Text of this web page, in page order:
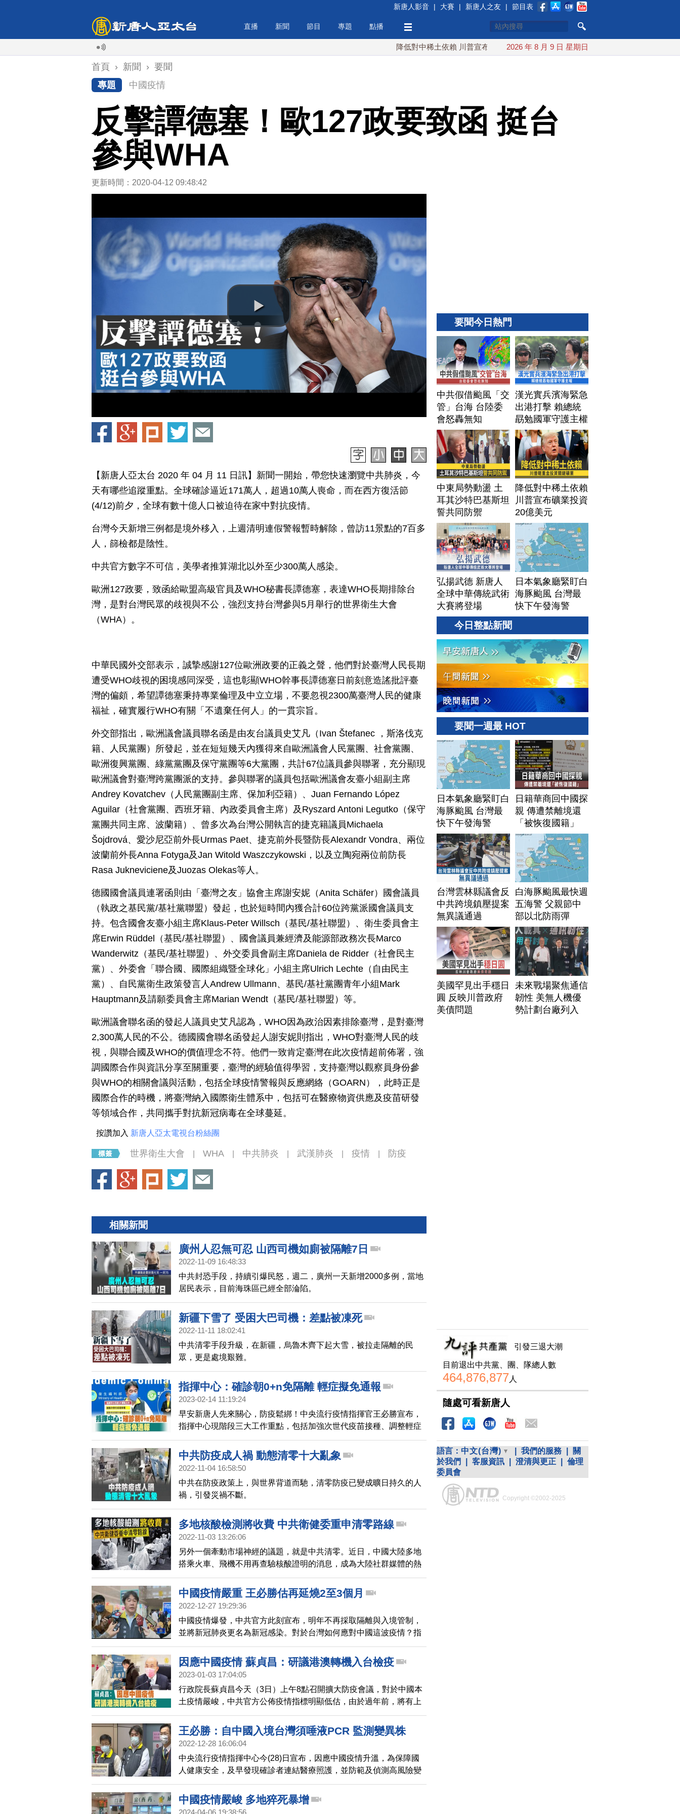
新唐人影音 | 大賽 | 新唐人之友 | 節目表
直播 新聞 節目 專題 點播
降低對中稀土依賴 川普宣布礦業投資20億美元 中東局勢動盪 土耳其沙特巴基斯坦誓共
2026 年 8 月 9 日 星期日
首頁 › 新聞 › 要聞
專題
中國疫情
反擊譚德塞！歐127政要致函 挺台
參與WHA
更新時間：2020-04-12 09:48:42
【新唐人亞太台 2020 年 04 月 11 日訊】新聞一開始，帶您快速瀏覽中共肺炎，今
天有哪些追蹤重點。全球確診逼近171萬人，超過10萬人喪命，而在西方復活節
(4/12)前夕，全球有數十億人口被迫待在家中對抗疫情。
台灣今天新增三例都是境外移入，上週清明連假警報暫時解除，曾訪11景點的7百多
人，篩檢都是陰性。
中共官方數字不可信，美學者推算湖北以外至少300萬人感染。
歐洲127政要，致函給歐盟高級官員及WHO秘書長譚德塞，表達WHO長期排除台
灣，是對台灣民眾的歧視與不公，強烈支持台灣參與5月舉行的世界衛生大會
（WHA）。
中華民國外交部表示，誠摯感謝127位歐洲政要的正義之聲，他們對於臺灣人民長期
遭受WHO歧視的困境感同深受，這也彰顯WHO幹事長譚德塞日前刻意造謠批評臺
灣的偏頗，希望譚德塞秉持專業倫理及中立立場，不要忽視2300萬臺灣人民的健康
福祉，確實履行WHO有關「不遺棄任何人」的一貫宗旨。
外交部指出，歐洲議會議員聯名函是由友台議員史艾凡（Ivan Štefanec ，斯洛伐克
籍、人民黨團）所發起，並在短短幾天內獲得來自歐洲議會人民黨團、社會黨團、
歐洲復興黨團、綠黨黨團及保守黨團等6大黨團，共計67位議員參與聯署，充分顯現
歐洲議會對臺灣跨黨團派的支持。參與聯署的議員包括歐洲議會友臺小組副主席
Andrey Kovatchev（人民黨團副主席、保加利亞籍）、Juan Fernando López
Aguilar（社會黨團、西班牙籍、內政委員會主席）及Ryszard Antoni Legutko（保守
黨團共同主席、波蘭籍）、曾多次為台灣公開執言的捷克籍議員Michaela
Šojdrová、愛沙尼亞前外長Urmas Paet、捷克前外長暨防長Alexandr Vondra、兩位
波蘭前外長Anna Fotyga及Jan Witold Waszczykowski，以及立陶宛兩位前防長
Rasa Jukneviciene及Juozas Olekas等人。
德國國會議員連署函則由「臺灣之友」協會主席謝安妮（Anita Schäfer）國會議員
（執政之基民黨/基社黨聯盟）發起，也於短時間內獲合計60位跨黨派國會議員支
持。包含國會友臺小組主席Klaus-Peter Willsch（基民/基社聯盟）、衛生委員會主
席Erwin Rüddel（基民/基社聯盟）、國會議員兼經濟及能源部政務次長Marco
Wanderwitz（基民/基社聯盟）、外交委員會副主席Daniela de Ridder（社會民主
黨）、外委會「聯合國、國際組織暨全球化」小組主席Ulrich Lechte（自由民主
黨）、自民黨衛生政策發言人Andrew Ullmann、基民/基社黨團青年小組Mark
Hauptmann及請願委員會主席Marian Wendt（基民/基社聯盟）等。
歐洲議會聯名函的發起人議員史艾凡認為，WHO因為政治因素排除臺灣，是對臺灣
2,300萬人民的不公。德國國會聯名函發起人謝安妮則指出，WHO對臺灣人民的歧
視，與聯合國及WHO的價值理念不符。他們一致肯定臺灣在此次疫情超前佈署，強
調國際合作與資訊分享至關重要，臺灣的經驗值得學習，支持臺灣以觀察員身份參
與WHO的相關會議與活動，包括全球疫情警報與反應網絡（GOARN），此時正是
國際合作的時機，將臺灣納入國際衛生體系中，包括可在醫療物資供應及疫苗研發
等領域合作，共同攜手對抗新冠病毒在全球蔓延。
按讚加入 新唐人亞太電視台粉絲團
世界衛生大會 WHA 中共肺炎 武漢肺炎 疫情 防疫
相關新聞
廣州人忍無可忍 山西司機如廁被隔離7日
2022-11-09 16:48:33
中共封恐手段，持續引爆民怒，週二，廣州一天新增2000多例，當地
居民表示，目前海珠區已經全部淪陷。
新疆下雪了 受困大巴司機：差點被凍死
2022-11-11 18:02:41
中共清零手段升級，在新疆，烏魯木齊下起大雪，被拉走隔離的民
眾，更是處境艱難。
指揮中心：確診朝0+n免隔離 輕症擬免通報
2023-02-14 11:19:24
早安新唐人先來關心，防疫鬆綁！中央流行疫情指揮官王必勝宣布，
指揮中心現階段三大工作重點，包括加強次世代疫苗接種、調整輕症
隔離方式，與修正確診者通報定義。繼口罩鬆綁後，下階段將放寬輕
症者免隔離，從5+n調整為0+n。
中共防疫成人禍 動態清零十大亂象
2022-11-04 16:58:50
中共在防疫政策上，與世界背道而馳，清零防疫已變成曠日持久的人
禍，引發災禍不斷。
多地核酸檢測將收費 中共衛健委重申清零路線
2022-11-03 13:26:06
另外一個牽動市場神經的議題，就是中共清零。近日，中國大陸多地
搭乘火車、飛機不用再查驗核酸證明的消息，成為大陸社群媒體的熱
搜詞，同時，中共高層開會擬放寬防疫政策的傳聞，讓陸港股大漲。
不過，中共最高衛生機關衛健委11月2日召開黨員幹部大會，主任馬
曉偉要求官員們繼續堅持「動態清零」的防控路線。另外，陸媒報
指出，核酸檢測等於變相成為政府的財政工具，名義上是「自願」，
但人民實際上沒有選擇。
中國疫情嚴重 王必勝估再延燒2至3個月
2022-12-27 19:29:36
中國疫情爆發，中共官方此刻宣布，明年不再採取隔離與入境管制，
並將新冠肺炎更名為新冠感染。對於台灣如何應對中國這波疫情？指
揮中心指揮官王必勝上午受訪說，中國疫情預估再延燒2到3個月。
因應中國疫情 蘇貞昌：研議港澳轉機入台檢疫
2023-01-03 17:04:05
行政院長蘇貞昌今天（3日）上午8點召開擴大防疫會議，對於中國本
土疫情嚴峻，中共官方公佈疫情指標明顯低估，由於過年前，將有上
萬人次從中國搭機入境台灣，加上台灣進入秋冬季，國內疫情有上升
趨勢，因此指示指揮中心研議自中國啟程經香港、澳門轉機的旅客，
也要採適當檢疫措施。而從元旦實施中國旅客入境採檢，目前657人
王必勝：自中國入境台灣須唾液PCR 監測變異株
2022-12-28 16:06:04
中央流行疫情指揮中心今(28)日宣布，因應中國疫情升溫，為保障國
人健康安全，及早發現確診者連結醫療照護，並防範及偵測高風險變
異株，自明(112)年1月1日零時至1月31日(航班表定抵台時間)，除維
持現行不開放中國觀光客來台之政策外，搭乘自中國4個直航航線，及
金馬地區民眾過年交通專案之來台旅客，入境時須於機場(或港口)配合
中國疫情嚴峻 多地猝死暴增
要聞今日熱門
中共假借颱風「交
管」台海 台陸委
會怒轟無知
漢光實兵濱海緊急
出港打擊 賴總統
勗勉國軍守護主權
中東局勢動盪 土
耳其沙特巴基斯坦
誓共同防禦
降低對中稀土依賴
川普宣布礦業投資
20億美元
弘揚武德 新唐人
全球中華傳統武術
大賽將登場
日本氣象廳緊盯白
海豚颱風 台灣最
快下午發海警
今日整點新聞
要聞一週最 HOT
日本氣象廳緊盯白
海豚颱風 台灣最
快下午發海警
日籍華商回中國探
親 傳遭禁離境還
「被恢復國籍」
台灣雲林縣議會反
中共跨境鎮壓提案
無異議通過
白海豚颱風最快週
五海警 父親節中
部以北防雨彈
美國罕見出手穩日
圓 反映川普政府
美債問題
未來戰場聚焦通信
韌性 美無人機優
勢計劃台廠列入
引發三退大潮
目前退出中共黨、團、隊總人數
464,876,877人
隨處可看新唐人
語言： 中文(台灣) 我們的服務
關
於我們
客服資訊 澄清與更正
倫理
委員會
Copyright ©2002-2025